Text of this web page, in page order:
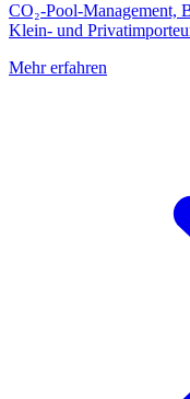
CO₂-Pool-Management,
Klein- und
Mehr erfahren